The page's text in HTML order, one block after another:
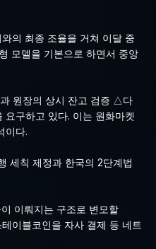
의 최종 조율을 거쳐 이달 중
모델을 기본으로 하면서 중앙
원장의 상시 잔고 검증 △다
구하고 있다. 이는 원화마켓
이다.
세칙 제정과 한국의 2단계법
이뤄지는 구조로 변모할
이블코인을 자사 결제 등 네트